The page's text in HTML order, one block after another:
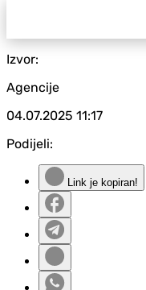
Izvor:
Agencije
04.07.2025 11:17
Podijeli:
Link je kopiran!